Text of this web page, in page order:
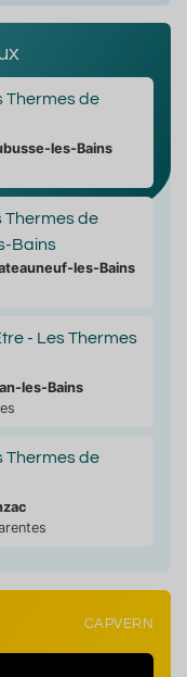
Thermes de
les-Bains
Thermes de
Bains
les-Bains
- Les Thermes
les-Bains
Thermes de
CAPVERN